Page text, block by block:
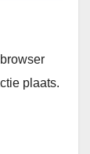
plaats.